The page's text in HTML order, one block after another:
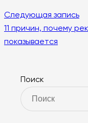
Следующая запись
11 причин, почему
показывается
Поиск